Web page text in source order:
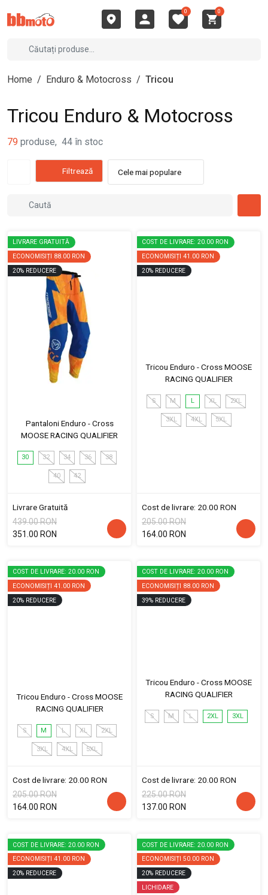
0 0
Home / Enduro & Motocross / Tricou
Tricou Enduro & Motocross
79 produse, 44 în stoc
Filtrează Cele mai populare
LIVRARE GRATUITĂ
ECONOMISIȚI 88.00 RON
20% REDUCERE
Pantaloni Enduro - Cross
MOOSE RACING QUALIFIER
30 32 34 36 38
40 42
Livrare Gratuită
439.00 RON
351.00 RON
COST DE LIVRARE: 20.00 RON
ECONOMISIȚI 41.00 RON
20% REDUCERE
Tricou Enduro - Cross MOOSE
RACING QUALIFIER
S M L XL 2XL
3XL 4XL 5XL
Cost de livrare: 20.00 RON
205.00 RON
164.00 RON
COST DE LIVRARE: 20.00 RON
ECONOMISIȚI 41.00 RON
20% REDUCERE
Tricou Enduro - Cross MOOSE
RACING QUALIFIER
S M L XL 2XL
3XL 4XL 5XL
Cost de livrare: 20.00 RON
205.00 RON
164.00 RON
COST DE LIVRARE: 20.00 RON
ECONOMISIȚI 88.00 RON
39% REDUCERE
Tricou Enduro - Cross MOOSE
RACING QUALIFIER
S M L 2XL 3XL
Cost de livrare: 20.00 RON
225.00 RON
137.00 RON
COST DE LIVRARE: 20.00 RON
ECONOMISIȚI 41.00 RON
20% REDUCERE
COST DE LIVRARE: 20.00 RON
ECONOMISIȚI 50.00 RON
20% REDUCERE
LICHIDARE